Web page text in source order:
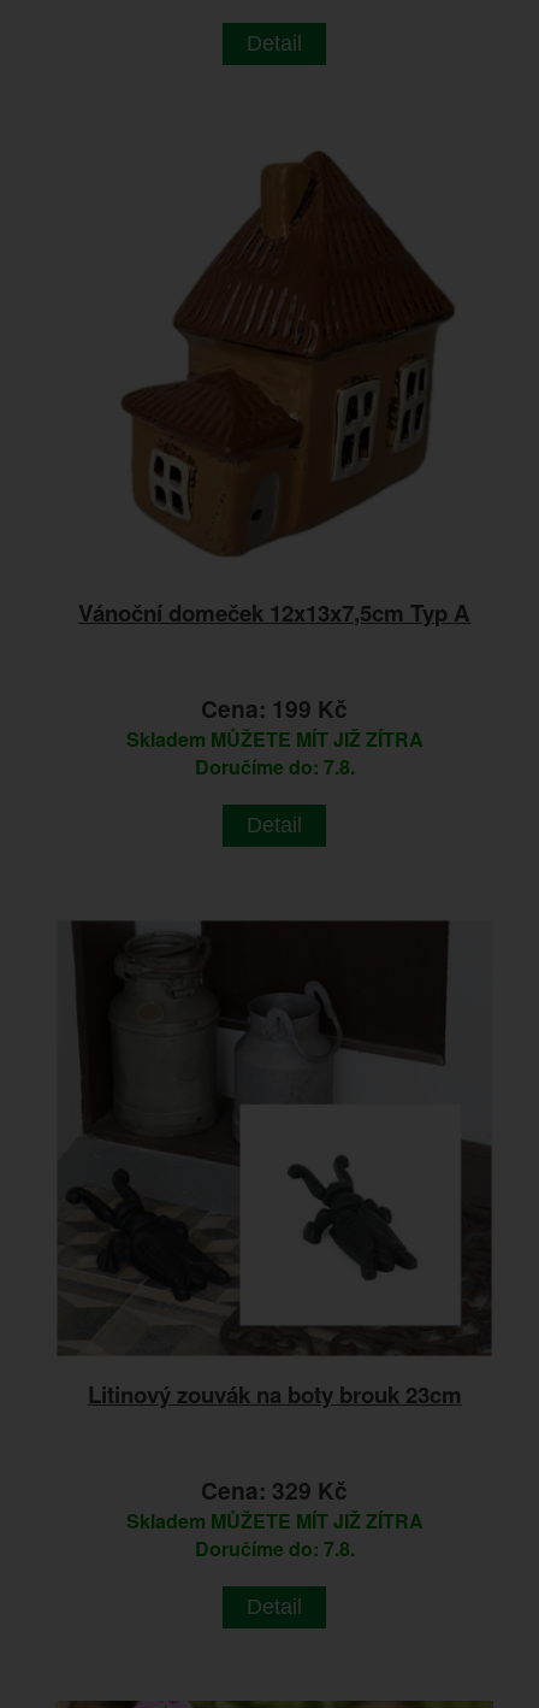
Detail
Vánoční domeček 12x13x7,5cm Typ A
Cena: 199 Kč
Skladem MŮŽETE MÍT JIŽ ZÍTRA
Doručíme do: 7.8.
Detail
Litinový zouvák na boty brouk 23cm
Cena: 329 Kč
Skladem MŮŽETE MÍT JIŽ ZÍTRA
Doručíme do: 7.8.
Detail